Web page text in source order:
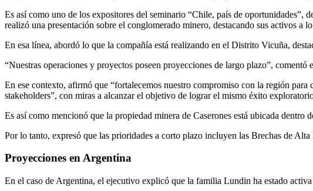
Es así como uno de los expositores del seminario “Chile, país de
realizó una presentación sobre el conglomerado minero, destacando sus activos a
En esa línea, abordó lo que la compañía está realizando en el Distrito Vicuña,
“Nuestras operaciones y proyectos poseen proyecciones de largo plazo”,
En ese contexto, afirmó que “fortalecemos nuestro compromiso con la región
stakeholders”, con miras a alcanzar el objetivo de lograr el mismo éxito
Es así como mencionó que la propiedad minera de Caserones está ubicada dentro
Por lo tanto, expresó que las prioridades a corto plazo incluyen las Brechas de
Proyecciones en Argentina
En el caso de Argentina, el ejecutivo explicó que la familia Lundin ha estado